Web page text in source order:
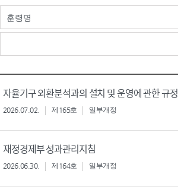
훈령명
자율기구 외환분석과의 설치 및 운영에 관한 규정
2026.07.02. 제165호 일부개정
재정경제부 성과관리지침
2026.06.30. 제164호 일부개정